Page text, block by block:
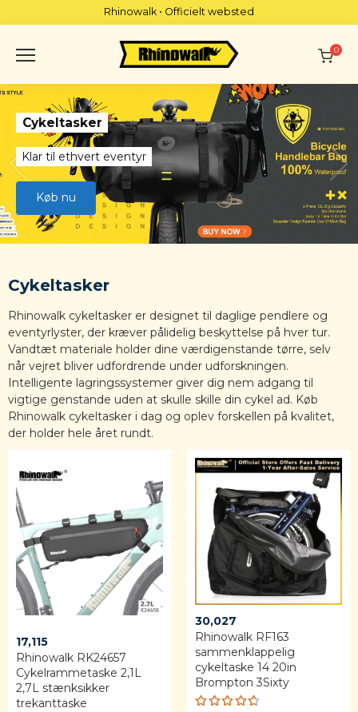
to
Rhinowalk • Officielt websted
0
Cykeltasker
Klar til ethvert eventyr
Køb nu
Cykeltasker
Rhinowalk cykeltasker er designet til daglige pendlere og
eventyrlyster, der kræver pålidelig beskyttelse på hver tur.
Vandtæt materiale holder dine værdigenstande tørre, selv
når vejret bliver udfordrende under udforskningen.
Intelligente lagringssystemer giver dig nem adgang til
vigtige genstande uden at skulle skille din cykel ad. Køb
Rhinowalk cykeltasker i dag og oplev forskellen på kvalitet,
der holder hele året rundt.
17,115
Rhinowalk RK24657
Cykelrammetaske 2,1L
2,7L stænksikker
trekanttaske
30,027
Rhinowalk RF163
sammenklappelig
cykeltaske 14 20in
Brompton 3Sixty